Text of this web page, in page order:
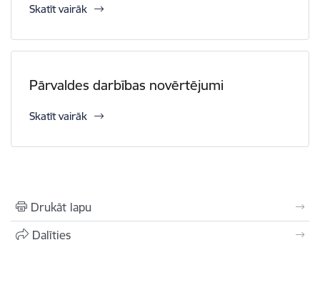
Skatīt vairāk
Pārvaldes darbības novērtējumi
Skatīt vairāk
Drukāt lapu
Dalīties